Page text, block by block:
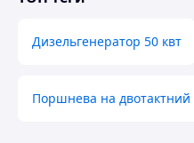
Схожі товари за
Дизельгенератор 50 квт
Поршнева на двотактний